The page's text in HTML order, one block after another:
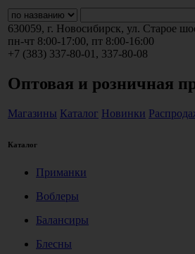
630059, г. Новосибирск, ул. Старое
пн-чт 8:00-17:00, пт 8:00-16:00
+7 (383) 337-80-01, 337-80-08
Оптовая и розничная
Магазины Каталог Новинки
Каталог
Приманки
Воблеры
Балансиры
Блесны